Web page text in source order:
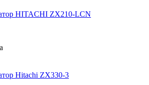
HITACHI ZX210-LCN
Hitachi ZX330-3